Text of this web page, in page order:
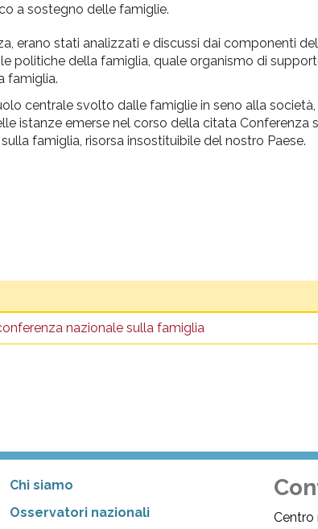
a sostegno delle famiglie.
erano stati analizzati e discussi dai componenti
politiche della famiglia, quale organismo di
famiglia.
centrale svolto dalle famiglie in seno alla
istanze emerse nel corso della citata Conferenza
famiglia, risorsa insostituibile del nostro Paese.
nazionale sulla famiglia
Chi siamo
Osservatori nazionali
Centro